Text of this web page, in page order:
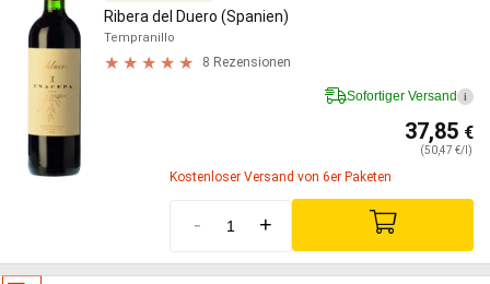
Ribera del Duero (Spanien)
Tempranillo
8 Rezensionen
Sofortiger Versand i
37,85 €
(50,47 €/l)
Kostenloser Versand von 6er Paketen
- +